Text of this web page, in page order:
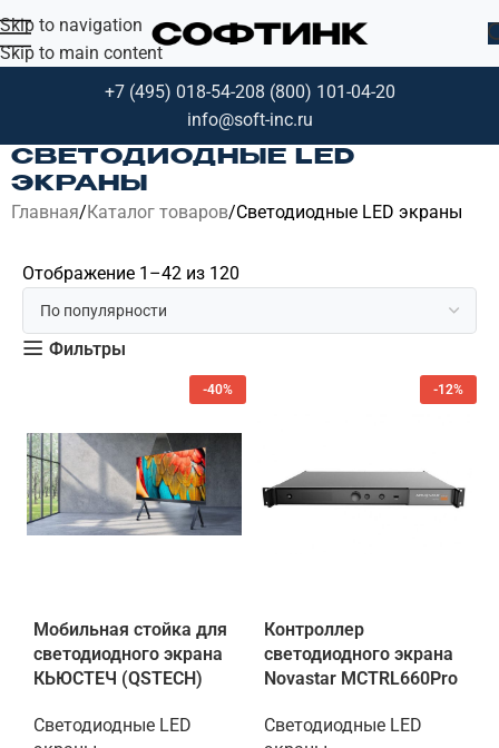
Skip to navigation
Skip to main content
+7 (495) 018-54-208 (800) 101-04-20
info@soft-inc.ru
СВЕТОДИОДНЫЕ LED
ЭКРАНЫ
Главная Каталог товаров Светодиодные LED экраны
Отображение 1–42 из 120
Фильтры
-40%
Мобильная стойка для
светодиодного экрана
КЬЮСТЕЧ (QSTECH)
Светодиодные LED
-12%
Контроллер
светодиодного экрана
Novastar MCTRL660Pro
Светодиодные LED